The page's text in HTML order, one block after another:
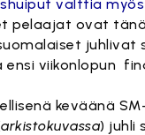
pelaajat ovat
juhlivat
ensi viikonlopun
keväänä
arkistokuvassa) juhli